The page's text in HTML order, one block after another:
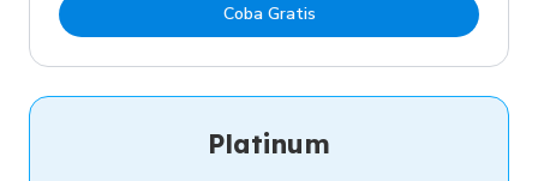
Coba Gratis
Platinum